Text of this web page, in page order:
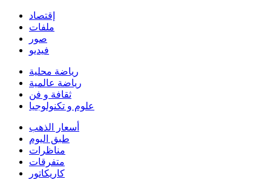
إقتصاد
ملفات
صور
فيديو
رياضة محلية
رياضة عالمية
ثقافة و فن
علوم و تكنولوجيا
أسعار الذهب
طبق اليوم
مناظرات
متفرقات
كاريكاتور